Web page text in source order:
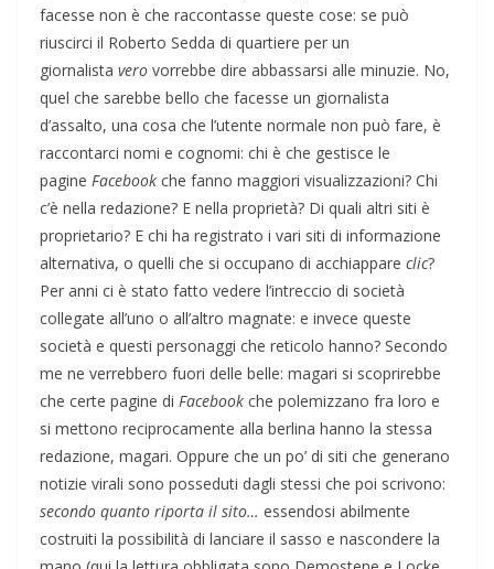
facesse non è che raccontasse queste cose: se può
riuscirci il Roberto Sedda di quartiere per un
giornalista vero vorrebbe dire abbassarsi alle minuzie. No,
quel che sarebbe bello che facesse un giornalista
d’assalto, una cosa che l’utente normale non può fare, è
raccontarci nomi e cognomi: chi è che gestisce le
pagine Facebook che fanno maggiori visualizzazioni? Chi
c’è nella redazione? E nella proprietà? Di quali altri siti è
proprietario? E chi ha registrato i vari siti di informazione
alternativa, o quelli che si occupano di acchiappare clic?
Per anni ci è stato fatto vedere l’intreccio di società
collegate all’uno o all’altro magnate: e invece queste
società e questi personaggi che reticolo hanno? Secondo
me ne verrebbero fuori delle belle: magari si scoprirebbe
che certe pagine di Facebook che polemizzano fra loro e
si mettono reciprocamente alla berlina hanno la stessa
redazione, magari. Oppure che un po’ di siti che generano
notizie virali sono posseduti dagli stessi che poi scrivono:
secondo quanto riporta il sito… essendosi abilmente
costruiti la possibilità di lanciare il sasso e nascondere la